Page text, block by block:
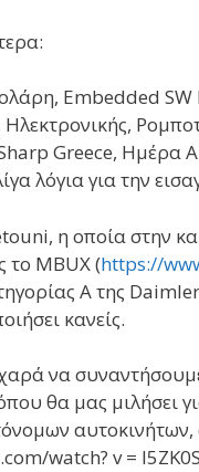
Embedded
Greece, Ημέρα
λόγια για την
η οποία στην
το MBUX (https://
Α της
κανείς.
να
θα μας μιλήσει
watch? v =